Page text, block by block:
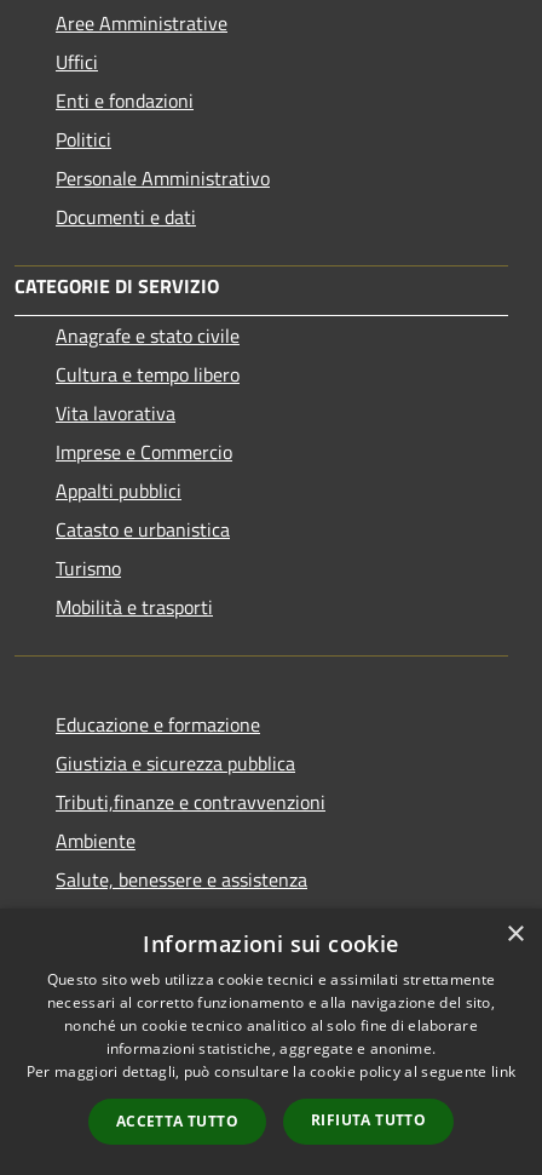
Aree Amministrative
Uffici
Enti e fondazioni
Politici
Personale Amministrativo
Documenti e dati
CATEGORIE DI SERVIZIO
Anagrafe e stato civile
Cultura e tempo libero
Vita lavorativa
Imprese e Commercio
Appalti pubblici
Catasto e urbanistica
Turismo
Mobilità e trasporti
Educazione e formazione
Giustizia e sicurezza pubblica
Tributi,finanze e contravvenzioni
Ambiente
Salute, benessere e assistenza
Agricoltura e pesca
NOVITÀ
Notizie
Comunicati
Avvisi
×
Informazioni sui cookie
Questo sito web utilizza cookie tecnici e assimilati strettamente
necessari al corretto funzionamento e alla navigazione del sito,
nonché un cookie tecnico analitico al solo fine di elaborare
informazioni statistiche, aggregate e anonime.
Per maggiori dettagli, può consultare la cookie policy al seguente link
ACCETTA TUTTO RIFIUTA TUTTO